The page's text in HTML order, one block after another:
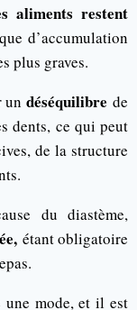
aliments restent
d’accumulation
plus graves.
un déséquilibre de
dents, ce qui peut
de la structure
du diastème,
étant obligatoire
une mode, et il est